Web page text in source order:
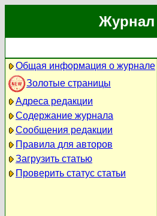
Журнал
Общая информация о журнале
Золотые страницы
Адреса редакции
Содержание журнала
Сообщения редакции
Правила для авторов
Загрузить статью
Проверить статус статьи